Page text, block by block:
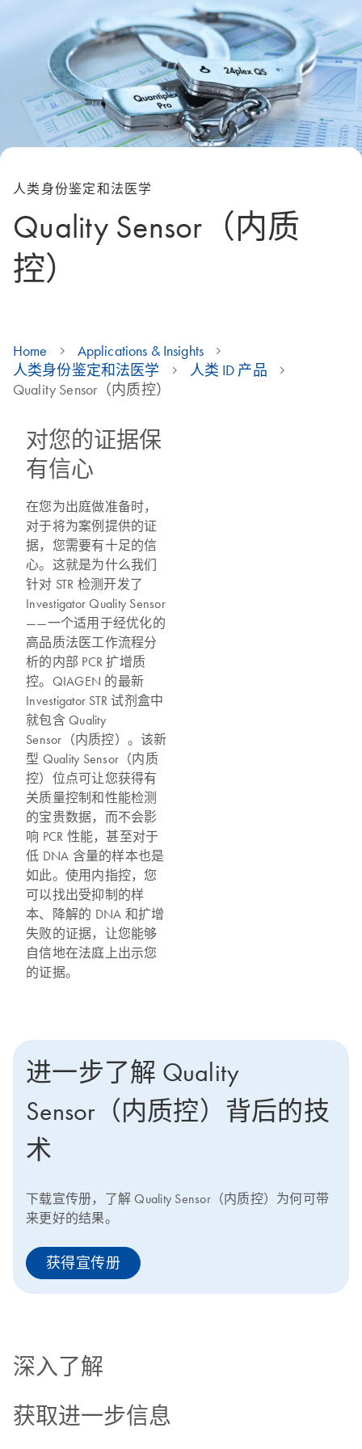
人类身份鉴定和法医学
Quality Sensor（内质
控）
Home
Applications & Insights
人类身份鉴定和法医学
人类 ID 产品
Quality Sensor（内质控）
对您的证据保
有信心
在您为出庭做准备时，
对于将为案例提供的证
据，您需要有十足的信
心。这就是为什么我们
针对 STR 检测开发了
Investigator Quality Sensor
——一个适用于经优化的
高品质法医工作流程分
析的内部 PCR 扩增质
控。QIAGEN 的最新
Investigator STR 试剂盒中
就包含 Quality
Sensor（内质控）。该新
型 Quality Sensor（内质
控）位点可让您获得有
关质量控制和性能检测
的宝贵数据，而不会影
响 PCR 性能，甚至对于
低 DNA 含量的样本也是
如此。使用内指控，您
可以找出受抑制的样
本、降解的 DNA 和扩增
失败的证据，让您能够
自信地在法庭上出示您
的证据。
进一步了解 Quality
Sensor（内质控）背后的技
术
下载宣传册，了解 Quality Sensor（内质控）为何可带
来更好的结果。
获得宣传册
深入了解
获取进一步信息